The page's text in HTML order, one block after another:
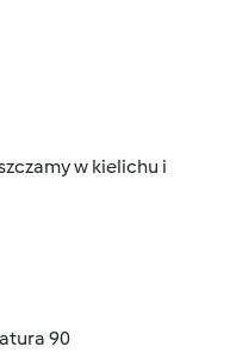
w kielichu i
90